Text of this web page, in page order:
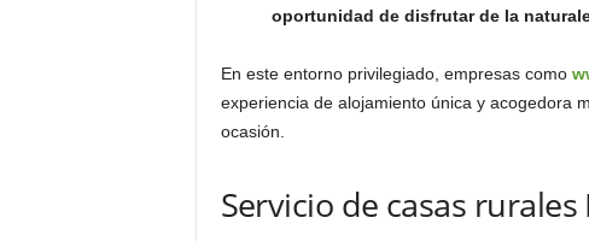
oportunidad de disfrutar de la
En este entorno privilegiado, empresas como
experiencia de alojamiento única y acogedora
ocasión.
Servicio de casas rurales